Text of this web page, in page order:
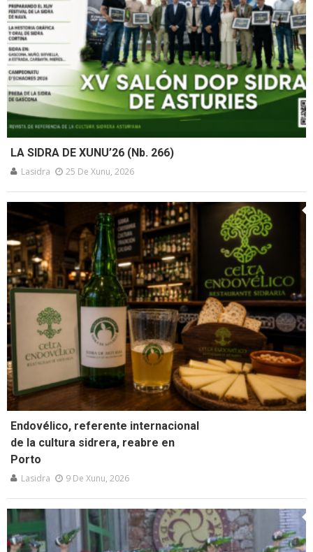
LA SIDRA DE XUNU’26 (Nb. 266)
Lasidra 25 De Xunu, 2026
Endovélico, referente internacional
de la cultura sidrera, reabre en
Porto
Lasidra 9 De Xunu, 2026